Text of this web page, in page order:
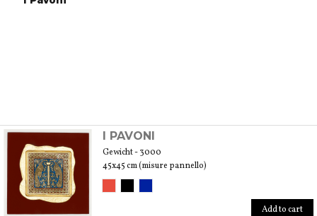
I PAVONI
Gewicht - 3000
45x45 cm (misure pannello)
Add to cart